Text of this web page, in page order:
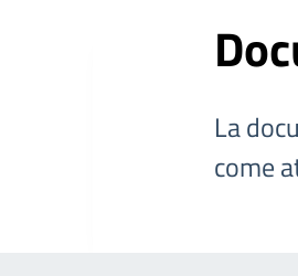
La
come